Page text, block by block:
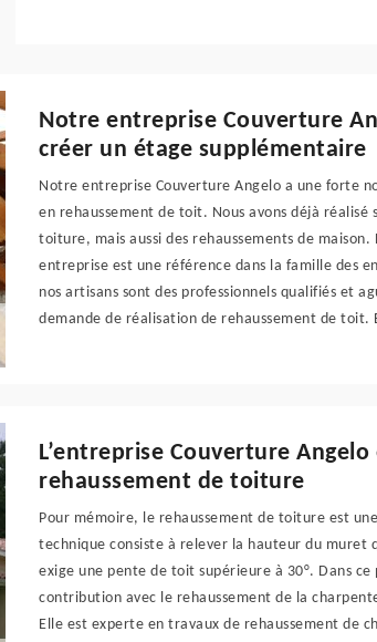
Notre entreprise Couverture
créer un étage supplémentaire
Notre entreprise Couverture Angelo a une forte
en rehaussement de toit. Nous avons déjà réalisé
toiture, mais aussi des rehaussements de
entreprise est une référence dans la famille des
nos artisans sont des professionnels qualifiés et
demande de réalisation de rehaussement de toit.
L’entreprise Couverture
rehaussement de toiture
Pour mémoire, le rehaussement de toiture est
technique consiste à relever la hauteur du muret
exige une pente de toit supérieure à 30°. Dans
contribution avec le rehaussement de la
Elle est experte en travaux de rehaussement de